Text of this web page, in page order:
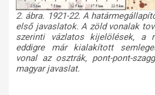
2. ábra. 1921-22. A
első javaslatok. A zöld vonalak
szerinti vázlatos kijelölések, a
eddigre már kialakított
vonal az osztrák, pont-pont-
magyar javaslat.